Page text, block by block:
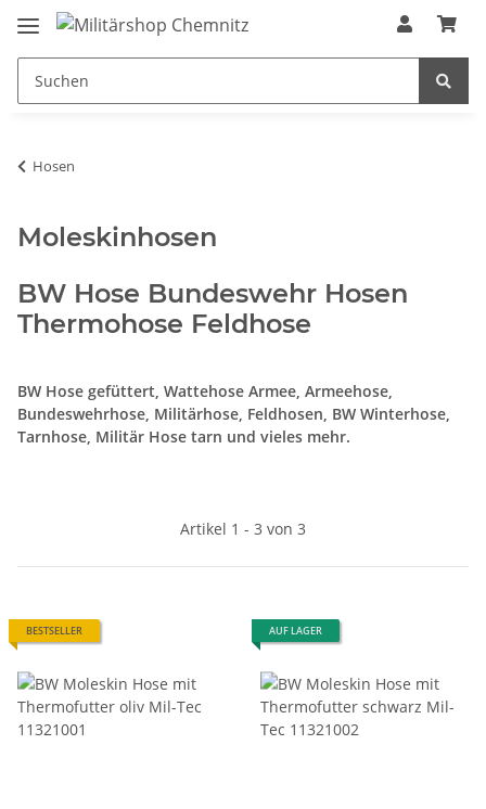
Hosen
Moleskinhosen
BW Hose Bundeswehr Hosen
Thermohose Feldhose
BW Hose gefüttert, Wattehose Armee, Armeehose,
Bundeswehrhose, Militärhose, Feldhosen, BW Winterhose,
Tarnhose, Militär Hose tarn und vieles mehr.
Artikel 1 - 3 von 3
BESTSELLER AUF LAGER